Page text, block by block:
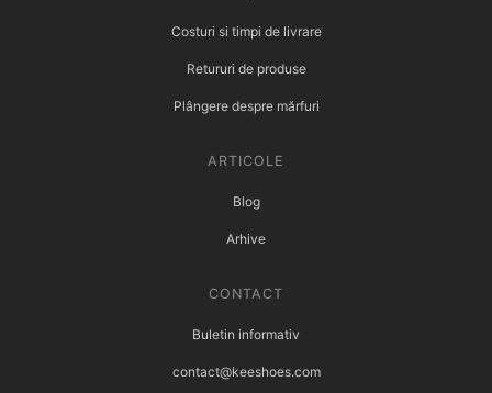
Costuri si timpi de livrare
Retururi de produse
Plângere despre mărfuri
ARTICOLE
Blog
Arhive
CONTACT
Buletin informativ
contact@keeshoes.com